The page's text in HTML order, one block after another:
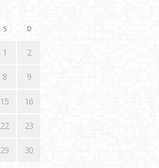
S D
1 2
8 9
15 16
22 23
29 30